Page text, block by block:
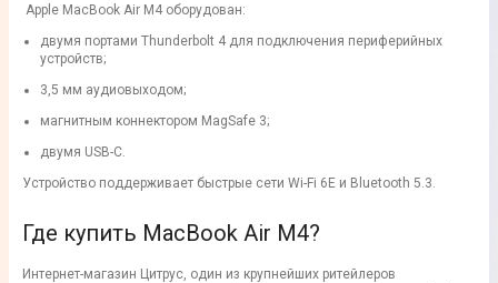
Apple MacBook Air M4 оборудован:
двумя портами Thunderbolt 4 для подключения периферийных
устройств;
3,5 мм аудиовыходом;
магнитным коннектором MagSafe 3;
двумя USB-С.
Устройство поддерживает быстрые сети Wi-Fi 6E и Bluetooth 5.3.
Где купить MacBook Air M4?
Интернет-магазин Цитрус, один из крупнейших ритейлеров